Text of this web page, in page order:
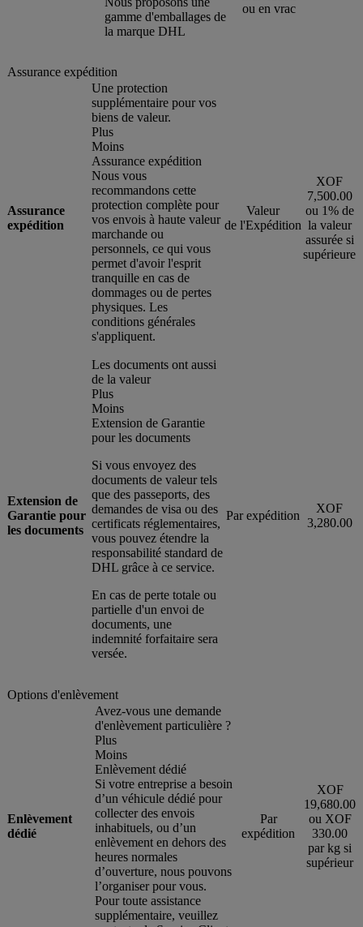
gamme d'emballages de
la marque DHL
ou en vrac
Assurance expédition
Assurance
expédition
Une protection
supplémentaire pour vos
biens de valeur.
Plus
Moins
Assurance expédition
Nous vous
recommandons cette
protection complète pour
vos envois à haute valeur
marchande ou
personnels, ce qui vous
permet d'avoir l'esprit
tranquille en cas de
dommages ou de pertes
physiques. Les
conditions générales
s'appliquent.
Valeur
de l'Expédition
XOF
7,500.00
ou 1% de
la valeur
assurée si
supérieure
Extension de
Garantie pour
les documents
Les documents ont aussi
de la valeur
Plus
Moins
Extension de Garantie
pour les documents
Si vous envoyez des
documents de valeur tels
que des passeports, des
demandes de visa ou des
certificats réglementaires,
vous pouvez étendre la
responsabilité standard de
DHL grâce à ce service.
En cas de perte totale ou
partielle d'un envoi de
documents, une
indemnité forfaitaire sera
versée.
Par expédition
XOF
3,280.00
Options d'enlèvement
Enlèvement
dédié
Avez-vous une demande
d'enlèvement particulière ?
Plus
Moins
Enlèvement dédié
Si votre entreprise a besoin
d’un véhicule dédié pour
collecter des envois
inhabituels, ou d’un
enlèvement en dehors des
heures normales
d’ouverture, nous pouvons
l’organiser pour vous.
Pour toute assistance
supplémentaire, veuillez
Par
expédition
XOF
19,680.00
ou XOF
330.00
par kg si
supérieur